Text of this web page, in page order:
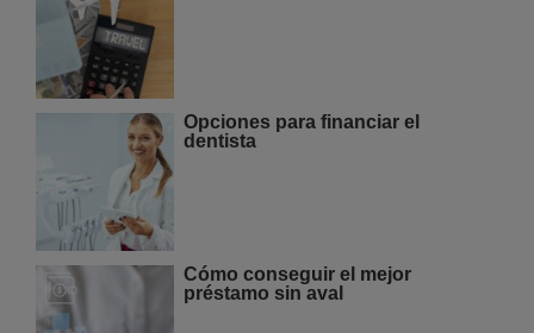
Opciones para financiar el
dentista
Cómo conseguir el mejor
préstamo sin aval